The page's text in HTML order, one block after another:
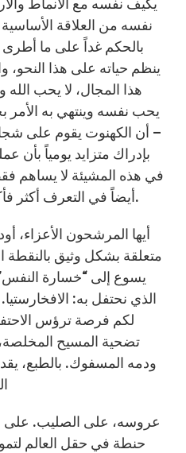
يكيف نفسه مع الأنماط
نفسه من العلاقة
بالحكم غداً على ما أطرى
ينظم حياته على هذا
هذا المجال، لا يحب الله
يحب نفسه وينتهي به الأمر
– أن الكهنوت يقوم على
بإدراك متزايد يومياً بأن
في هذه المشيئة لا يساهم
أيضاً في التعرف أكثر فأكثر إلى حقيقة كياننا وخدمتنا.
أيها المرشحون الأعزاء،
متعلقة بشكل وثيق بالنقطة
يسوع إلى “خسارة
الذي نحتفل به:
لكم فرصة ترؤس
تضحية المسيح
ودمه المسفوك. بالطبع،
عروسه، على الصليب. على
حنطة في حقل العالم